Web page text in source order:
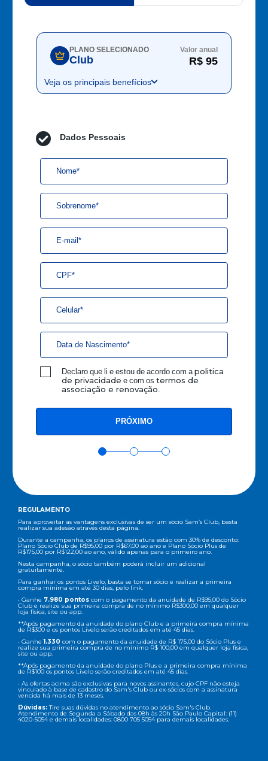
PLANO SELECIONADO
Club
Valor anual
R$ 95
Veja os principais benefícios
Dados Pessoais
Declaro que li e estou de acordo com apolitica
de privacidade e com os termos de
associação e renovação.
REGULAMENTO
Para aproveitar as vantagens exclusivas de ser um sócio Sam’s Club, basta
realizar sua adesão através desta página.
Durante a campanha, os planos de assinatura estão com 30% de desconto:
Plano Sócio Club de R$95,00 por R$67,00 ao ano e Plano Sócio Plus de
R$175,00 por R$122,00 ao ano, válido apenas para o primeiro ano.
Nesta campanha, o sócio também poderá incluir um adicional
gratuitamente.
Para ganhar os pontos Livelo, basta se tornar sócio e realizar a primeira
compra mínima em até 30 dias, pelo link.
• Ganhe 7.980 pontos com o pagamento da anuidade de R$95,00 do Sócio
Club e realize sua primeira compra de no mínimo R$300,00 em qualquer
loja física, site ou app.
**Após pagamento da anuidade do plano Club e a primeira compra mínima
de R$300 e os pontos Livelo serão creditados em até 45 dias.
• Ganhe1.330 com o pagamento da anuidade de R$ 175,00 do Sócio Plus e
realize sua primeira compra de no mínimo R$ 100,00 em qualquer loja física,
site ou app.
**Após pagamento da anuidade do plano Plus e a primeira compra mínima
de R$100 os pontos Livelo serão creditados em até 45 dias.
• As ofertas acima são exclusivas para novos assinantes, cujo CPF não esteja
vinculado à base de cadastro do Sam's Club ou ex-sócios com a assinatura
vencida há mais de 13 meses.
Dúvidas:Tire suas dúvidas no atendimento ao sócio Sam's Club.
Atendimento de Segunda a Sábado das 08h às 20h São Paulo Capital: (11)
4020-5054 e demais localidades: 0800 705 5054 para demais localidades.